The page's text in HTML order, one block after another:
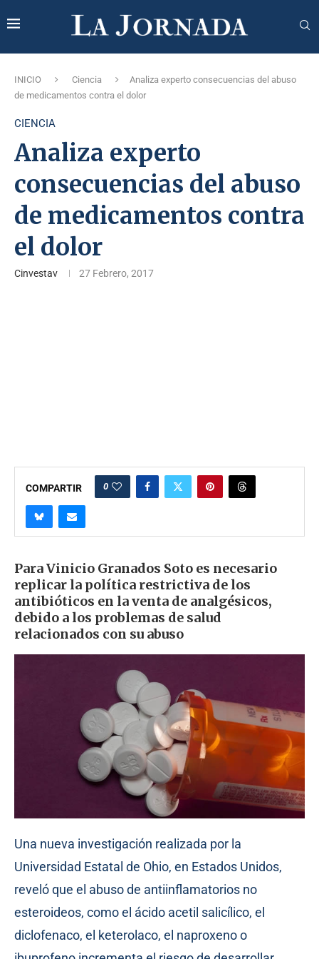
INICIO Ciencia
Analiza experto consecuencias del abuso
de medicamentos contra el dolor
CIENCIA
Analiza experto
consecuencias del abuso
de medicamentos contra
el dolor
Cinvestav 27 Febrero, 2017
COMPARTIR 0
Para Vinicio Granados Soto es necesario
replicar la política restrictiva de los
antibióticos en la venta de analgésicos,
debido a los problemas de salud
relacionados con su abuso
Una nueva investigación realizada por la
Universidad Estatal de Ohio, en Estados Unidos,
reveló que el abuso de antiinflamatorios no
esteroideos, como el ácido acetil salicílico, el
diclofenaco, el keterolaco, el naproxeno o